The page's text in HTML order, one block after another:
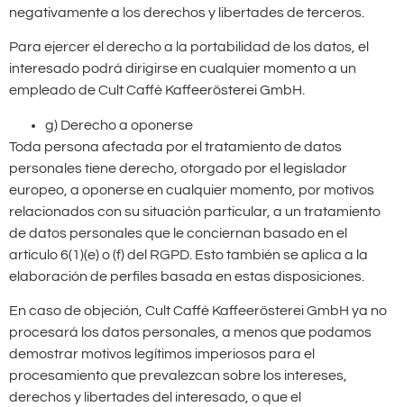
negativamente a los derechos y libertades de terceros.
Para ejercer el derecho a la portabilidad de los datos, el
interesado podrá dirigirse en cualquier momento a un
empleado de Cult Caffè Kaffeerösterei GmbH.
g) Derecho a oponerse
Toda persona afectada por el tratamiento de datos
personales tiene derecho, otorgado por el legislador
europeo, a oponerse en cualquier momento, por motivos
relacionados con su situación particular, a un tratamiento
de datos personales que le conciernan basado en el
artículo 6(1)(e) o (f) del RGPD. Esto también se aplica a la
elaboración de perfiles basada en estas disposiciones.
En caso de objeción, Cult Caffè Kaffeerösterei GmbH ya no
procesará los datos personales, a menos que podamos
demostrar motivos legítimos imperiosos para el
procesamiento que prevalezcan sobre los intereses,
derechos y libertades del interesado, o que el